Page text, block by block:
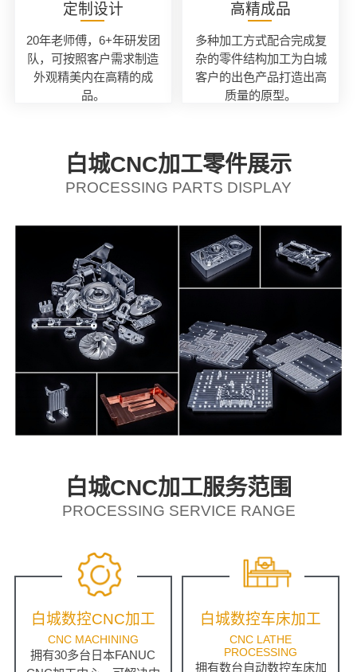
定制设计
20年老师傅，6+年研发团
队，可按照客户需求制造
外观精美内在高精的成
品。
高精成品
多种加工方式配合完成复
杂的零件结构加工为白城
客户的出色产品打造出高
质量的原型。
白城CNC加工零件展示
PROCESSING PARTS DISPLAY
白城CNC加工服务范围
PROCESSING SERVICE RANGE
白城数控CNC加工
CNC MACHINING
拥有30多台日本FANUC
白城数控车床加工
CNC LATHE
PROCESSING
拥有数台自动数控车床加